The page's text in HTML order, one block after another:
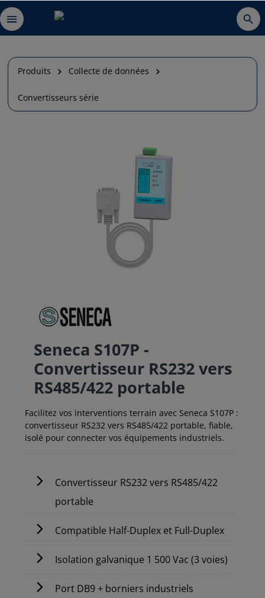
Produits Collecte de données
Convertisseurs série
Seneca S107P -
Convertisseur RS232 vers
RS485/422 portable
Facilitez vos interventions terrain avec Seneca S107P :
convertisseur RS232 vers RS485/422 portable, fiable,
isolé pour connecter vos équipements industriels.
Convertisseur RS232 vers RS485/422
portable
Compatible Half-Duplex et Full-Duplex
Isolation galvanique 1 500 Vac (3 voies)
Port DB9 + borniers industriels